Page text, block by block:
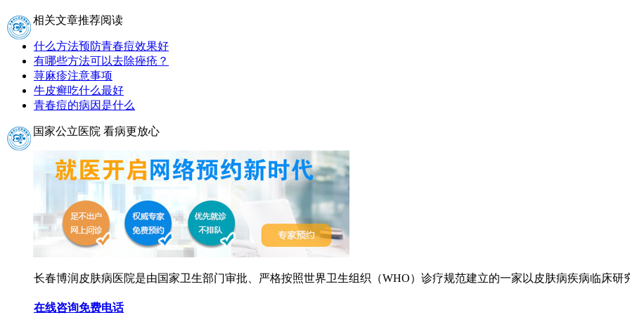
相关文章推荐阅读
什么方法预防青春痘效果好
有哪些方法可以去除痤疮？
荨麻疹注意事项
牛皮癣吃什么最好
青春痘的病因是什么
国家公立医院 看病更放心
长春博润皮肤病医院是由国家卫生部门审批、严格按照世界卫生组织（WHO）诊疗规范建立的一家以皮肤病疾病临床研
在线咨询免费电话